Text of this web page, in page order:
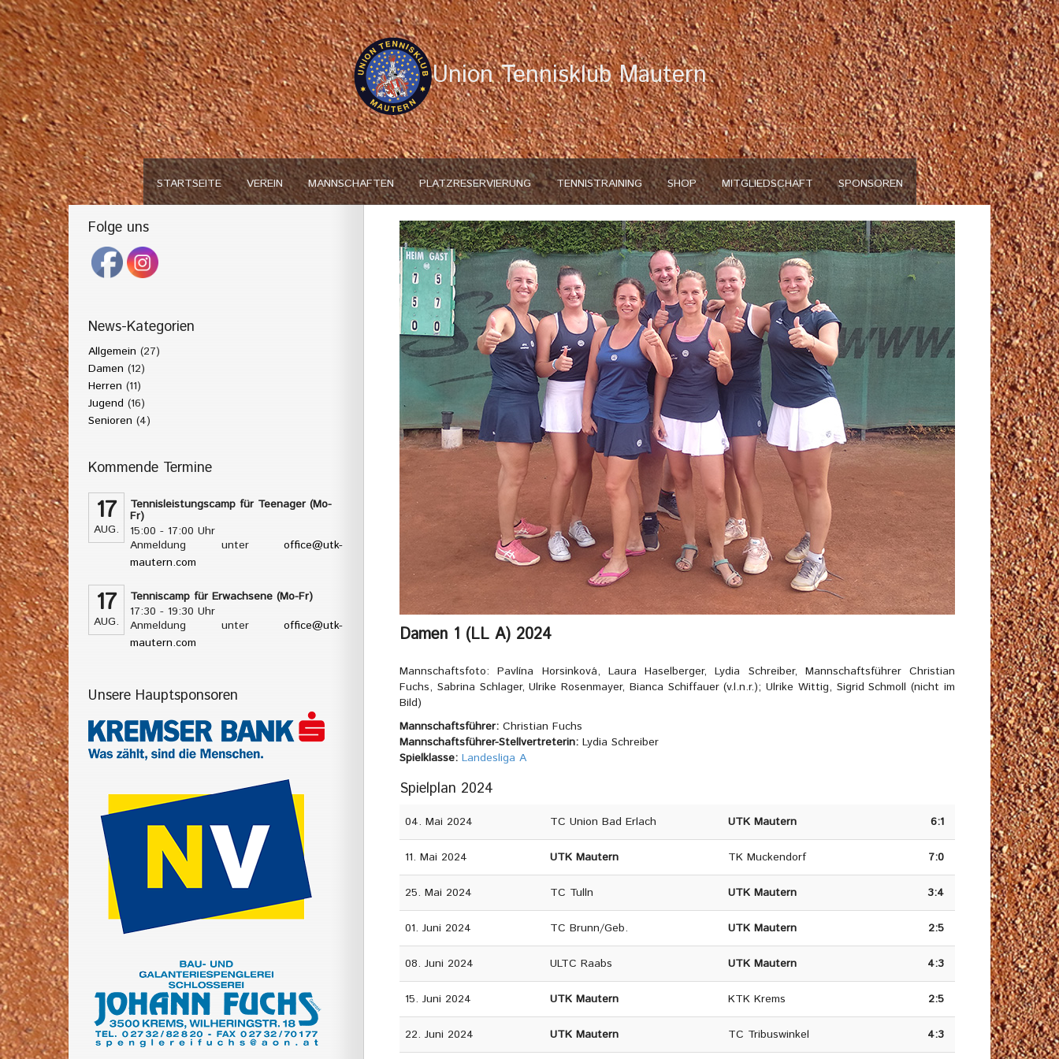
Union Tennisklub Mautern
STARTSEITE VEREIN MANNSCHAFTEN PLATZRESERVIERUNG TENNISTRAINING SHOP MITGLIEDSCHAFT SPONSOREN
Folge uns
News-Kategorien
Allgemein (27)
Damen (12)
Herren (11)
Jugend (16)
Senioren (4)
Kommende Termine
17
AUG.
Tennisleistungscamp für Teenager (Mo-
Fr)
15:00 - 17:00 Uhr
Anmeldung unter office@utk-
mautern.com
17
AUG.
Tenniscamp für Erwachsene (Mo-Fr)
17:30 - 19:30 Uhr
Anmeldung unter office@utk-
mautern.com
Unsere Hauptsponsoren
Damen 1 (LL A) 2024
Mannschaftsfoto: Pavlína Horsinková, Laura Haselberger, Lydia Schreiber, Mannschaftsführer Christian
Fuchs, Sabrina Schlager, Ulrike Rosenmayer, Bianca Schiffauer (v.l.n.r.); Ulrike Wittig, Sigrid Schmoll (nicht im
Bild)
Mannschaftsführer: Christian Fuchs
Mannschaftsführer-Stellvertreterin: Lydia Schreiber
Spielklasse: Landesliga A
Spielplan 2024
04. Mai 2024 TC Union Bad Erlach UTK Mautern 6:1
11. Mai 2024 UTK Mautern TK Muckendorf 7:0
25. Mai 2024 TC Tulln UTK Mautern 3:4
01. Juni 2024 TC Brunn/Geb. UTK Mautern 2:5
08. Juni 2024 ULTC Raabs UTK Mautern 4:3
15. Juni 2024 UTK Mautern KTK Krems 2:5
22. Juni 2024 UTK Mautern TC Tribuswinkel 4:3